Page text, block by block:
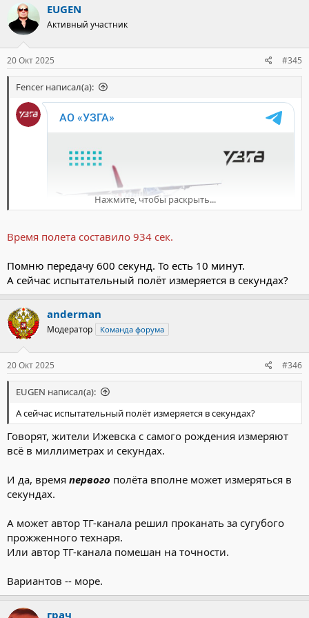
к
ц
и
и
:
EUGEN
Активный участник
20 Окт 2025 #345
Fencer написал(а):
Нажмите, чтобы раскрыть...
Время полета составило 934 сек.
Помню передачу 600 секунд. То есть 10 минут.
А сейчас испытательный полёт измеряется в секундах?
anderman
Модератор Команда форума
20 Окт 2025 #346
EUGEN написал(а):
А сейчас испытательный полёт измеряется в секундах?
Говорят, жители Ижевска с самого рождения измеряют
всё в миллиметрах и секундах.
И да, время первого полёта вполне может измеряться в
секундах.
А может автор ТГ-канала решил проканать за сугубого
прожженного технаря.
Или автор ТГ-канала помешан на точности.
Вариантов -- море.
грач